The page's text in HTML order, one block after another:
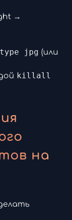
→
jpg (или
killall
на